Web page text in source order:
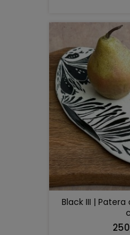
Black III | Patera
DO